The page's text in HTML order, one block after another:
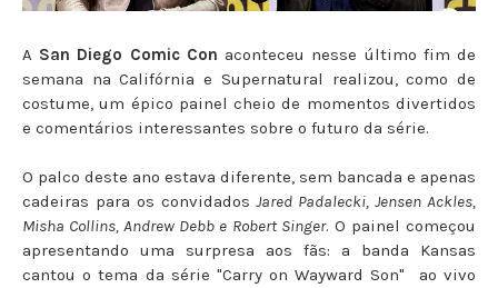
A San Diego Comic Con aconteceu nesse último fim de
semana na Califórnia e Supernatural realizou, como de
costume, um épico painel cheio de momentos divertidos
e comentários interessantes sobre o futuro da série.
O palco deste ano estava diferente, sem bancada e apenas
cadeiras para os convidadosJared Padalecki, Jensen Ackles,
Misha Collins, Andrew Debb e Robert Singer. O painel começou
apresentando uma surpresa aos fãs: a banda Kansas
cantou o tema da série "Carry on Wayward Son" ao vivo